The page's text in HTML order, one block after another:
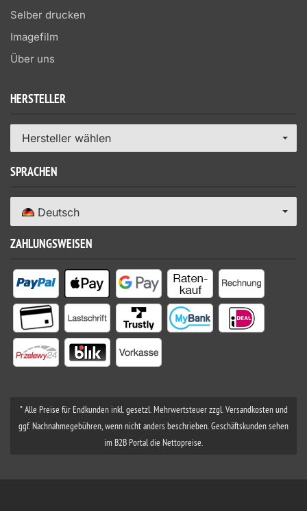
Selber drucken
Imagefilm
Über uns
HERSTELLER
Hersteller wählen
SPRACHEN
Deutsch
ZAHLUNGSWEISEN
* Alle Preise für Endkunden inkl. gesetzl. Mehrwertsteuer zzgl. Versandkosten und
ggf. Nachnahmegebühren, wenn nicht anders beschrieben. Geschäftskunden sehen
im B2B Portal die Nettopreise.